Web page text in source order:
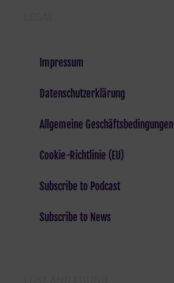
Impressum
Datenschutzerklärung
Allgemeine Geschäftsbedingungen
Cookie-Richtlinie (EU)
Subscribe to Podcast
Subscribe to News